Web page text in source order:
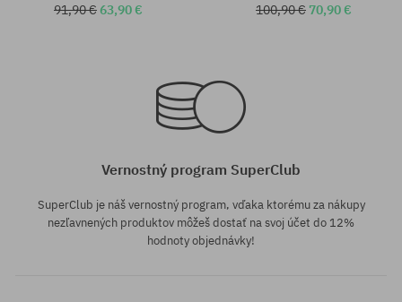
91,90 €63,90 € 100,90 € 70,90 €
Vernostný program SuperClub
SuperClub je náš vernostný program, vďaka ktorému za nákupy
nezľavnených produktov môžeš dostať na svoj účet do 12%
hodnoty objednávky!